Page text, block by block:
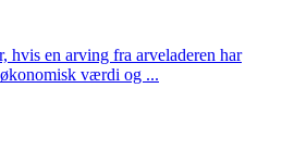
hvis en arving fra arveladeren har
værdi og ...